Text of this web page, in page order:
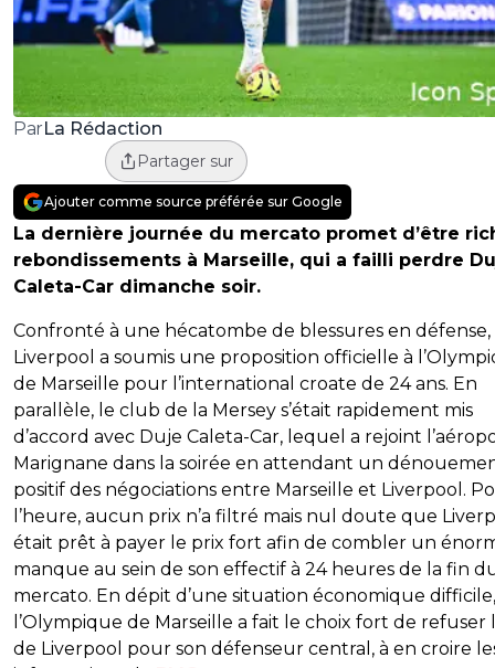
ParLa Rédaction
Partager sur
Ajouter comme source préférée sur Google
La dernière journée du mercato promet d’être
rebondissements à Marseille, qui a failli perdre
Caleta-Car dimanche soir.
Confronté à une hécatombe de blessures en défense,
Liverpool a soumis une proposition officielle à
de Marseille pour l’international croate de 24 ans. En
parallèle, le club de la Mersey s’était rapidement mis
d’accord avec Duje Caleta-Car, lequel a rejoint
Marignane dans la soirée en attendant un
positif des négociations entre Marseille et Liverpool.
l’heure, aucun prix n’a filtré mais nul doute que
était prêt à payer le prix fort afin de combler un
manque au sein de son effectif à 24 heures de la fin
mercato. En dépit d’une situation économique difficile,
l’Olympique de Marseille a fait le choix fort de refuser
de Liverpool pour son défenseur central, à en croire